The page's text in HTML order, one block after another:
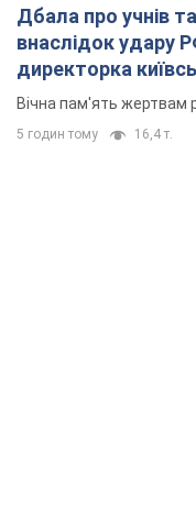
Дбала про учнів
внаслідок удару
директорка
Вічна пам'ять жертвам
5 годин тому 16,4 т.